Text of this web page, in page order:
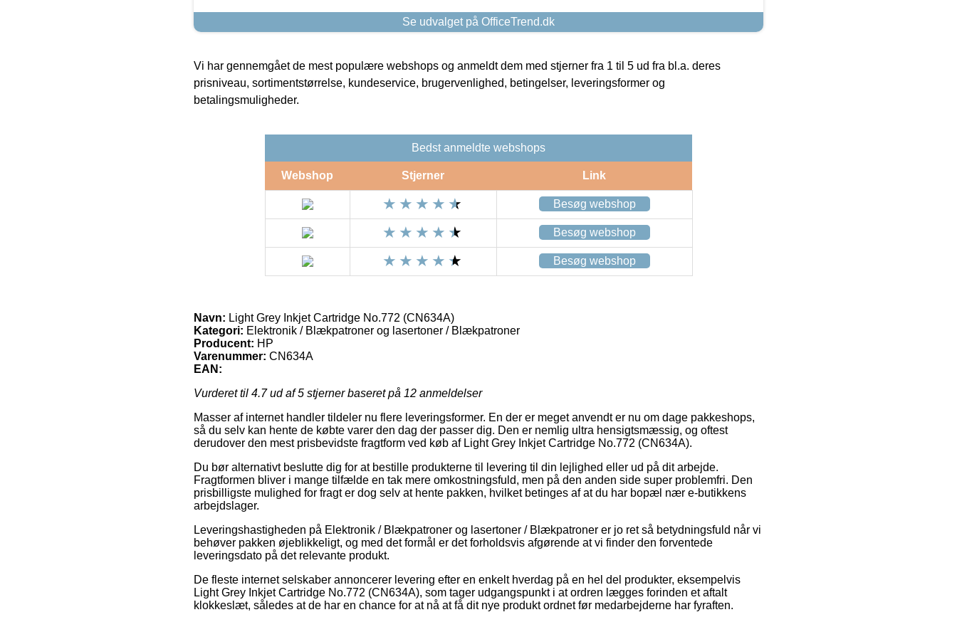
Se udvalget på OfficeTrend.dk
Vi har gennemgået de mest populære webshops og anmeldt dem med stjerner fra 1 til 5 ud fra bl.a. deres
prisniveau, sortimentstørrelse, kundeservice, brugervenlighed, betingelser, leveringsformer og
betalingsmuligheder.
Bedst anmeldte webshops
Webshop Stjerner Link
Besøg webshop
Besøg webshop
Besøg webshop
Navn: Light Grey Inkjet Cartridge No.772 (CN634A)
Kategori: Elektronik / Blækpatroner og lasertoner / Blækpatroner
Producent: HP
Varenummer: CN634A
EAN:
Vurderet til 4.7ud af 5 stjerner baseret på 12 anmeldelser
Masser af internet handler tildeler nu flere leveringsformer. En der er meget anvendt er nu om dage pakkeshops,
så du selv kan hente de købte varer den dag der passer dig. Den er nemlig ultra hensigtsmæssig, og oftest
derudover den mest prisbevidste fragtform ved køb af Light Grey Inkjet Cartridge No.772 (CN634A).
Du bør alternativt beslutte dig for at bestille produkterne til levering til din lejlighed eller ud på dit arbejde.
Fragtformen bliver i mange tilfælde en tak mere omkostningsfuld, men på den anden side super problemfri. Den
prisbilligste mulighed for fragt er dog selv at hente pakken, hvilket betinges af at du har bopæl nær e-butikkens
arbejdslager.
Leveringshastigheden på Elektronik / Blækpatroner og lasertoner / Blækpatroner er jo ret så betydningsfuld når vi
behøver pakken øjeblikkeligt, og med det formål er det forholdsvis afgørende at vi finder den forventede
leveringsdato på det relevante produkt.
De fleste internet selskaber annoncerer levering efter en enkelt hverdag på en hel del produkter, eksempelvis
Light Grey Inkjet Cartridge No.772 (CN634A), som tager udgangspunkt i at ordren lægges forinden et aftalt
klokkeslæt, således at de har en chance for at nå at få dit nye produkt ordnet før medarbejderne har fyraften.